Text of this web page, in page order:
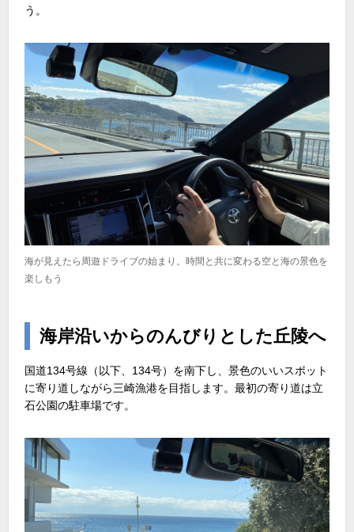
う。
海が見えたら周遊ドライブの始まり。時間と共に変わる空と海の景色を
楽しもう
海岸沿いからのんびりとした丘陵へ
国道134号線（以下、134号）を南下し、景色のいいスポット
に寄り道しながら三崎漁港を目指します。最初の寄り道は立
石公園の駐車場です。